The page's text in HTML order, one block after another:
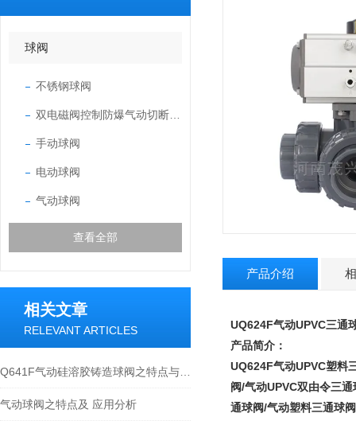
球阀
不锈钢球阀
手动球阀
电动球阀
气动球阀
查看全部
相关文章
RELEVANT ARTICLES
气动球阀之特点及 应用分析
产品介绍
UQ624F气动UPVC三通
产品简介：
UQ624F气动UPVC塑料
阀/气动UPVC双由令三
通球阀/气动塑料三通球阀